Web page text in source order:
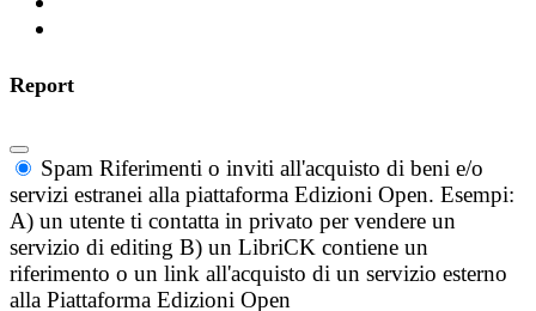
Report
Spam Riferimenti o inviti all'acquisto di beni e/o
servizi estranei alla piattaforma Edizioni Open. Esempi:
A) un utente ti contatta in privato per vendere un
servizio di editing B) un LibriCK contiene un
riferimento o un link all'acquisto di un servizio esterno
alla Piattaforma Edizioni Open